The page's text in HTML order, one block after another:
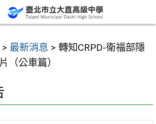
> 最新消息 > 轉知CRPD-衛福部隱
（公車篇）